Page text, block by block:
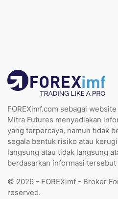
FOREXimf.com sebagai
Mitra Futures menyediakan
yang terpercaya, namun tidak
segala bentuk risiko atau
langsung atau tidak langsung
berdasarkan informasi tersebut
© 2026 - FOREXimf - Broker
reserved.